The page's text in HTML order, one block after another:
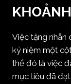
Việc tặng nhẫn
kỷ niệm một
thể đó là việc
mục tiêu đã